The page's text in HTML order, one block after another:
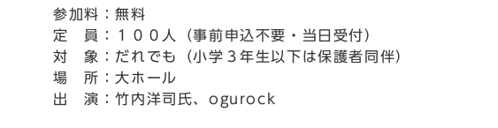
参加料：無料
定 員：１００人（事前申込不要・当日受付）
対 象：だれでも（小学３年生以下は保護者同伴）
場 所：大ホール
出 演：竹内洋司氏、ogurock